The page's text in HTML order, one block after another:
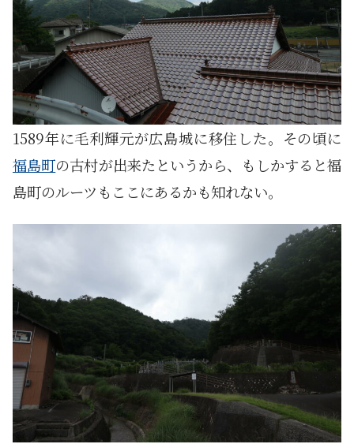
1589年に毛利輝元が広島城に移住した。その頃に
福島町の古村が出来たというから、もしかすると福
島町のルーツもここにあるかも知れない。